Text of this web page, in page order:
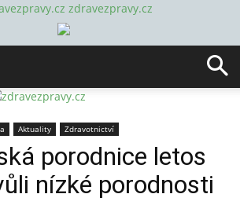
zdravezpravy.cz
Aktuality Zdravotnictví
porodnice letos
nízké porodnosti